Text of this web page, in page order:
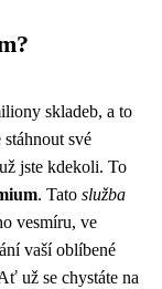
skladeb, a to
své
jste kdekoli. To
. Tato služba
vesmíru, ve
vaší oblíbené
už se chystáte na